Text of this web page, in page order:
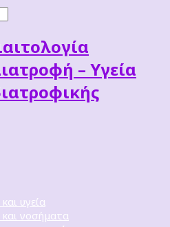
– Υγεία
υγεία
νοσήματα